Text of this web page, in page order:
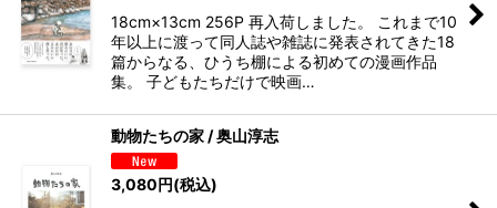
18cm×13cm 256P 再入荷しました。 これまで10
年以上に渡って同人誌や雑誌に発表されてきた18
篇からなる、ひうち棚による初めての漫画作品
集。 子どもたちだけで映画…
動物たちの家 / 奥山淳志
3,080円(税込)